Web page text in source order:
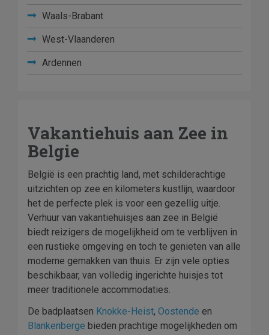
Waals-Brabant
West-Vlaanderen
Ardennen
Vakantiehuis aan Zee in
Belgie
België is een prachtig land, met schilderachtige
uitzichten op zee en kilometers kustlijn, waardoor
het de perfecte plek is voor een gezellig uitje.
Verhuur van vakantiehuisjes aan zee in België
biedt reizigers de mogelijkheid om te verblijven in
een rustieke omgeving en toch te genieten van alle
moderne gemakken van thuis. Er zijn vele opties
beschikbaar, van volledig ingerichte huisjes tot
meer traditionele accommodaties.
De badplaatsen Knokke-Heist, Oostende en
Blankenberge bieden prachtige mogelijkheden om